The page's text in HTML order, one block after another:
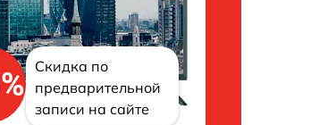
Скидка по
предварительной
записи на сайте